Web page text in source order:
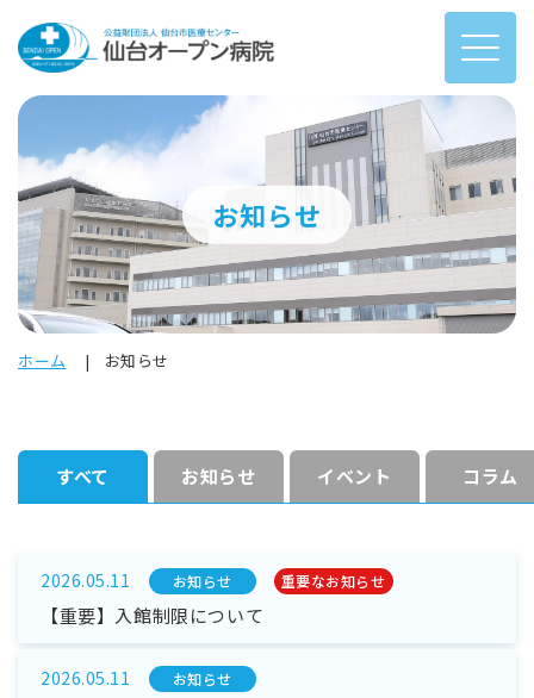
お知らせ
ホーム お知らせ
すべて お知らせ イベント コラム
2026.05.11 お知らせ 重要なお知らせ
【重要】入館制限について
2026.05.11 お知らせ